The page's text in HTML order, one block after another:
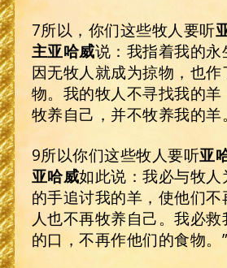
7所以，你们这些牧人要听
主亚哈威说：我指着我的
因无牧人就成为掠物，也
物。我的牧人不寻找我的
牧养自己，并不牧养我的羊。
9所以你们这些牧人要听亚
亚哈威如此说：我必与牧
的手追讨我的羊，使他们
人也不再牧养自己。我必
的口，不再作他们的食物。”